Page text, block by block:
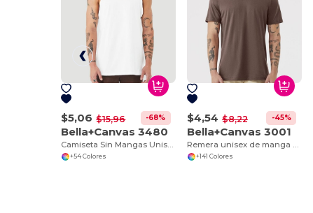
$5,06 $15,96 -68%
Bella+Canvas 3480
Camiseta Sin Mangas Unisex de Algodón Premium
+54 Colores
$4,54 $8,22 -45%
Bella+Canvas 3001
Remera unisex de manga corta Jersey
+141 Colores